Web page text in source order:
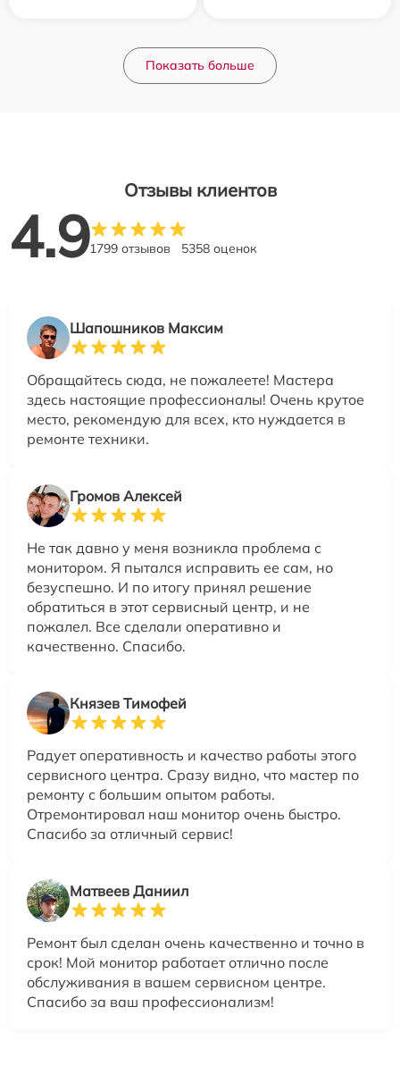
Показать больше
Отзывы клиентов
4.91799 отзывов 5358 оценок
Шапошников Максим
Обращайтесь сюда, не пожалеете! Мастера
здесь настоящие профессионалы! Очень крутое
место, рекомендую для всех, кто нуждается в
ремонте техники.
Громов Алексей
Не так давно у меня возникла проблема с
монитором. Я пытался исправить ее сам, но
безуспешно. И по итогу принял решение
обратиться в этот сервисный центр, и не
пожалел. Все сделали оперативно и
качественно. Спасибо.
Князев Тимофей
Радует оперативность и качество работы этого
сервисного центра. Сразу видно, что мастер по
ремонту с большим опытом работы.
Отремонтировал наш монитор очень быстро.
Спасибо за отличный сервис!
Матвеев Даниил
Ремонт был сделан очень качественно и точно в
срок! Мой монитор работает отлично после
обслуживания в вашем сервисном центре.
Спасибо за ваш профессионализм!